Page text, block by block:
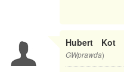
Hubert Kot
GWprawda)